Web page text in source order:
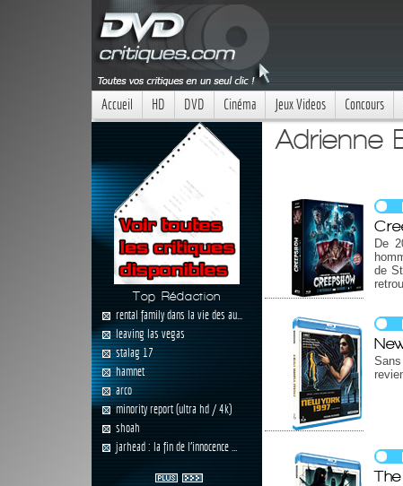
Accueil HD DVD Cinéma Jeux Videos Concours
Top Rédaction
rental family dans la vie des au...
leaving las vegas
stalag 17
hamnet
arco
minority report (ultra hd / 4k)
shoah
jarhead : la fin de l'innocence ...
Adrienne
De
de